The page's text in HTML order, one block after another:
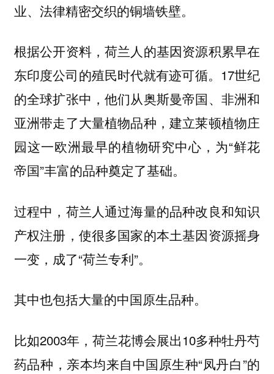
业、法律精密交织的铜墙铁壁。
根据公开资料，荷兰人的基因资源积累早在
东印度公司的殖民时代就有迹可循。17世纪
的全球扩张中，他们从奥斯曼帝国、非洲和
亚洲带走了大量植物品种，建立莱顿植物庄
园这一欧洲最早的植物研究中心，为“鲜花
帝国”丰富的品种奠定了基础。
过程中，荷兰人通过海量的品种改良和知识
产权注册，使很多国家的本土基因资源摇身
一变，成了“荷兰专利”。
其中也包括大量的中国原生品种。
比如2003年，荷兰花博会展出10多种牡丹芍
药品种，亲本均来自中国原生种“凤丹白”的